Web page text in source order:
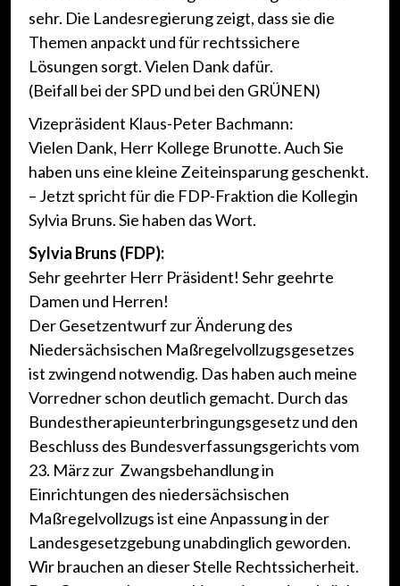
sehr. Die Landesregierung zeigt, dass sie die
Themen anpackt und für rechtssichere
Lösungen sorgt. Vielen Dank dafür.
(Beifall bei der SPD und bei den GRÜNEN)
Vizepräsident Klaus-Peter Bachmann:
Vielen Dank, Herr Kollege Brunotte. Auch Sie
haben uns eine kleine Zeiteinsparung geschenkt.
– Jetzt spricht für die FDP-Fraktion die Kollegin
Sylvia Bruns. Sie haben das Wort.
Sylvia Bruns (FDP):
Sehr geehrter Herr Präsident! Sehr geehrte
Damen und Herren!
Der Gesetzentwurf zur Änderung des
Niedersächsischen Maßregelvollzugsgesetzes
ist zwingend notwendig. Das haben auch meine
Vorredner schon deutlich gemacht. Durch das
Bundestherapieunterbringungsgesetz und den
Beschluss des Bundesverfassungsgerichts vom
23. März zur Zwangsbehandlung in
Einrichtungen des niedersächsischen
Maßregelvollzugs ist eine Anpassung in der
Landesgesetzgebung unabdinglich geworden.
Wir brauchen an dieser Stelle Rechtssicherheit.